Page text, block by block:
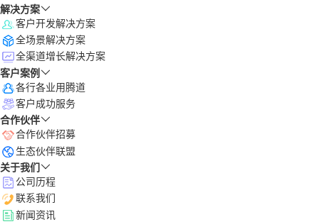
解决方案
客户开发解决方案
全场景解决方案
全渠道增长解决方案
客户案例
各行各业用腾道
客户成功服务
合作伙伴
合作伙伴招募
生态伙伴联盟
关于我们
公司历程
联系我们
新闻资讯